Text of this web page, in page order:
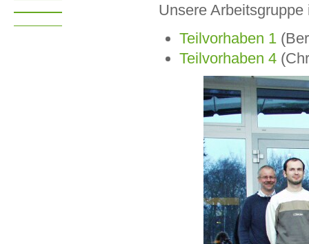
Unsere
Teilvorhaben 1
Teilvorhaben 4